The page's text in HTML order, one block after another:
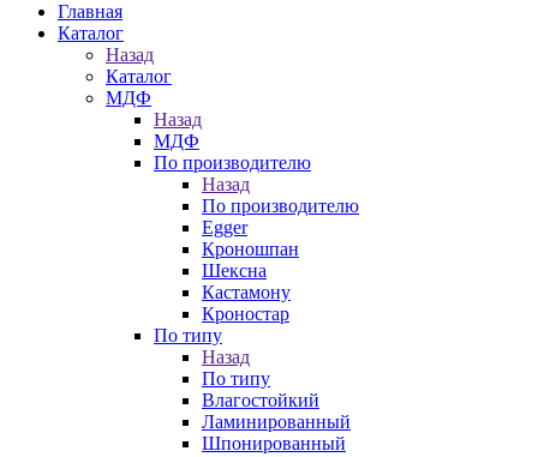
Главная
Каталог
Назад
Каталог
МДФ
Назад
МДФ
По производителю
Назад
По производителю
Egger
Кроношпан
Шексна
Кастамону
Кроностар
По типу
Назад
По типу
Влагостойкий
Ламинированный
Шпонированный